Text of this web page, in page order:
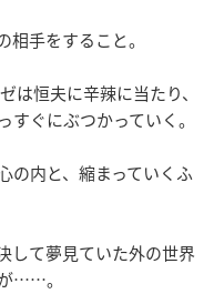
手をすること。
は恒夫に辛辣に当たり、
ぐにぶつかっていく。
の内と、縮まっていくふ
して夢見ていた外の世界
……。